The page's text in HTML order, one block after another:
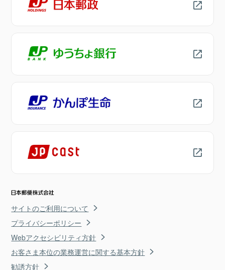
サイトのご利用について
プライバシーポリシー
Webアクセシビリティ方針
お客さま本位の業務運営に関する基本方針
勧誘方針